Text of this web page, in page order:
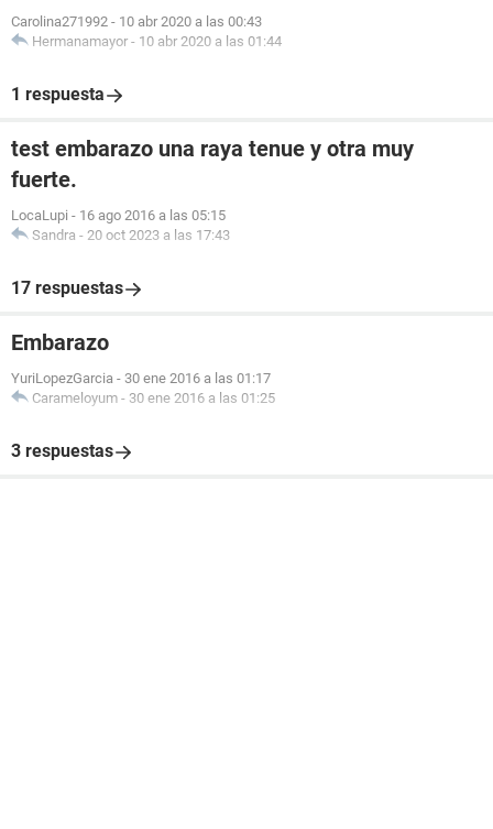
Carolina271992 - 10 abr 2020 a las 00:43
Hermanamayor - 10 abr 2020 a las 01:44
1 respuesta
test embarazo una raya tenue y otra muy
fuerte.
LocaLupi - 16 ago 2016 a las 05:15
Sandra - 20 oct 2023 a las 17:43
17 respuestas
Embarazo
YuriLopezGarcia - 30 ene 2016 a las 01:17
Carameloyum - 30 ene 2016 a las 01:25
3 respuestas